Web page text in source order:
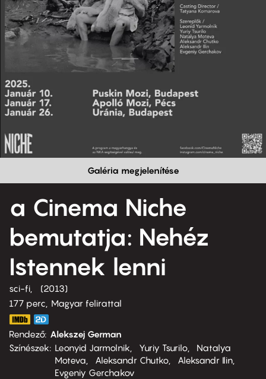
Galéria megjelenítése
a Cinema Niche
bemutatja: Nehéz
Istennek lenni
sci-fi
2013
177 perc,
Magyar felirattal
Rendező Alekszej German
Színészek
Leonyid Jarmolnik Yuriy Tsurilo
Natalya
Moteva
Aleksandr Chutko
Aleksandr Ilin
Evgeniy Gerchakov